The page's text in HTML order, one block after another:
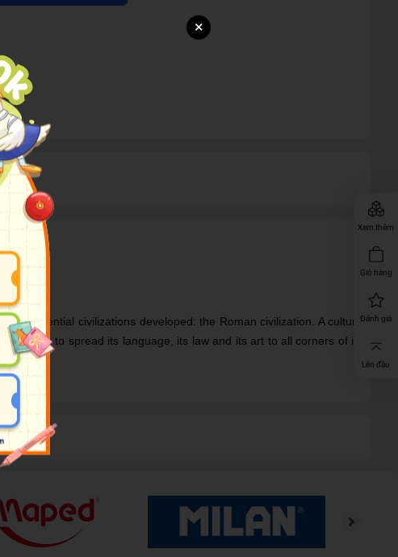
Xem thêm
Giỏ hàng
Đánh giá
Lên đầu
influential civilizations developed: the Roman civilization. A culture
to spread its language, its law and its art to all corners of its
×